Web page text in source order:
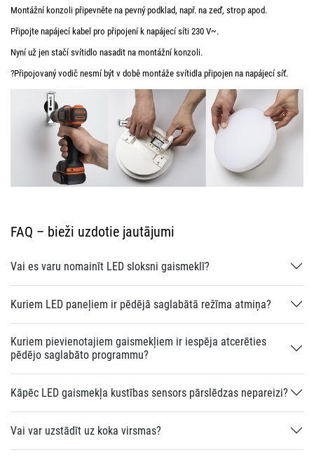
Montážní konzoli připevněte na pevný podklad, např. na zeď, strop apod.
Připojte napájecí kabel pro připojení k napájecí síti 230 V~.
Nyní už jen stačí svítidlo nasadit na montážní konzoli.
?Připojovaný vodič nesmí být v době montáže svítidla připojen na napájecí síť.
FAQ – bieži uzdotie jautājumi
Vai es varu nomainīt LED sloksni gaismeklī?
Kuriem LED paneļiem ir pēdējā saglabātā režīma atmiņa?
Kuriem pievienotajiem gaismekļiem ir iespēja atcerēties
pēdējo saglabāto programmu?
Kāpēc LED gaismekļa kustības sensors pārslēdzas nepareizi?
Vai var uzstādīt uz koka virsmas?